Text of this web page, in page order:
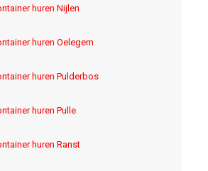
huren Nijlen
huren Oelegem
huren Pulderbos
huren Pulle
huren Ranst